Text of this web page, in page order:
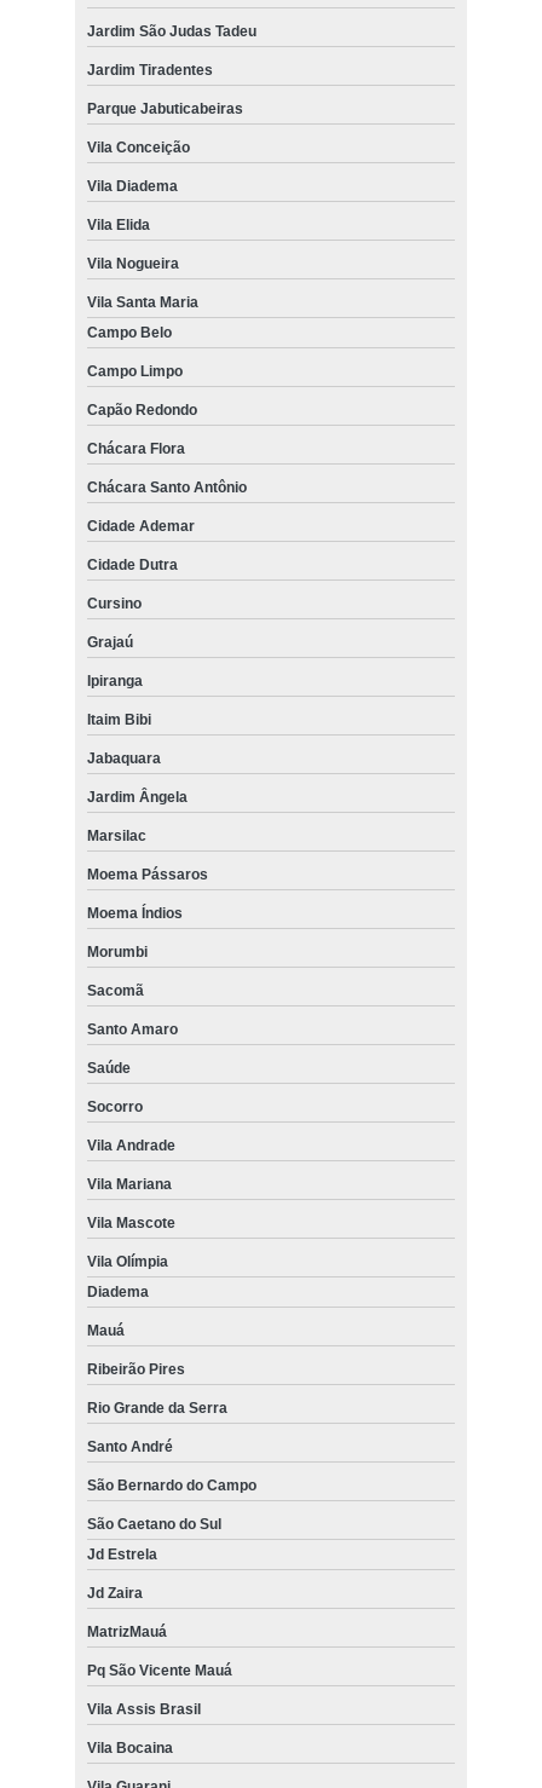
Jardim São Judas Tadeu
Jardim Tiradentes
Parque Jabuticabeiras
Vila Conceição
Vila Diadema
Vila Elida
Vila Nogueira
Vila Santa Maria
Campo Belo
Campo Limpo
Capão Redondo
Chácara Flora
Chácara Santo Antônio
Cidade Ademar
Cidade Dutra
Cursino
Grajaú
Ipiranga
Itaim Bibi
Jabaquara
Jardim Ângela
Marsilac
Moema Pássaros
Moema Índios
Morumbi
Sacomã
Santo Amaro
Saúde
Socorro
Vila Andrade
Vila Mariana
Vila Mascote
Vila Olímpia
Diadema
Mauá
Ribeirão Pires
Rio Grande da Serra
Santo André
São Bernardo do Campo
São Caetano do Sul
Jd Estrela
Jd Zaira
MatrizMauá
Pq São Vicente Mauá
Vila Assis Brasil
Vila Bocaina